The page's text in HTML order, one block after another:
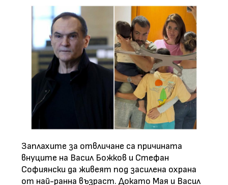
Заплахите за отвличане са причината
внуците на Васил Божков и Стефан
Софиянски да живеят под засилена охрана
от най-ранна възраст. Докато Мая и Васил